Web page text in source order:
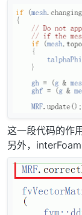
这一段代码的作
另外，interFoam